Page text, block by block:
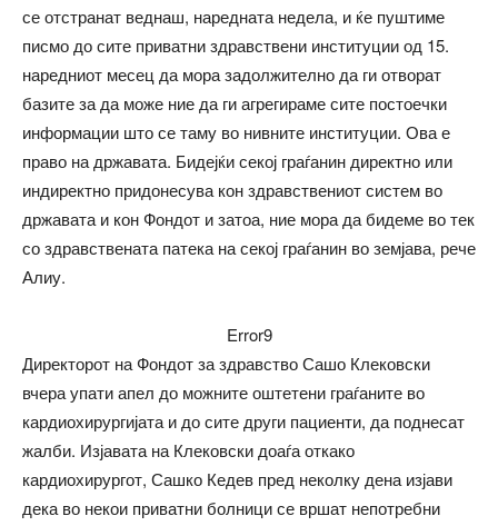
се отстранат веднаш, наредната недела, и ќе пуштиме
писмо до сите приватни здравствени институции од 15.
наредниот месец да мора задолжително да ги отворат
базите за да може ние да ги агрегираме сите постоечки
информации што се таму во нивните институции. Ова е
право на државата. Бидејќи секој граѓанин директно или
индиректно придонесува кон здравствениот систем во
државата и кон Фондот и затоа, ние мора да бидеме во тек
со здравствената патека на секој граѓанин во земјава, рече
Алиу.
Error9
Директорот на Фондот за здравство Сашо Клековски
вчера упати апел до можните оштетени граѓаните во
кардиохирургијата и до сите други пациенти, да поднесат
жалби. Изјавата на Клековски доаѓа откако
кардиохирургот, Сашко Кедев пред неколку дена изјави
дека во некои приватни болници се вршат непотребни